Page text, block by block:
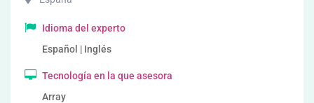
Idioma del experto
Español | Inglés
Tecnología en la que asesora
Array